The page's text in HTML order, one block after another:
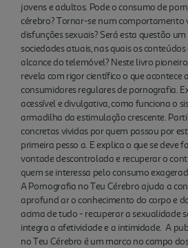
jovens e adultos. Pode o consumo de
cérebro? Tornar-se num comportamento
disfunções sexuais? Será esta questão
sociedades atuais, nas quais os
alcance do telemóvel? Neste livro
revela com rigor científico o que acontece
consumidores regulares de pornografia.
acessível e divulgativa, como funciona o
armadilha da estimulação crescente.
concretas vividas por quem passou por
primeira pesso a. E explica o que se deve
vontade descontrolada e recuperar o
quem se interessa pelo consumo
A Pornografia no Teu Cérebro ajuda a
aprofund ar o conhecimento do corpo e
acima de tudo - recuperar a sexualidade
integra a afetividade e a intimidade. A
no Teu Cérebro é um marco no campo